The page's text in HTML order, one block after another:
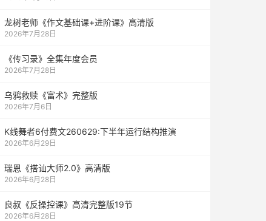
龙树老师《作文基础课+进阶课》高清版
2026年7月28日
《传习录》全集年度会员
2026年7月28日
乌鸦救赎《富术》完整版
2026年7月6日
K线舞者6付费文260629:下半年运行结构推演
2026年6月29日
瑞恩《搭讪大师2.0》高清版
2026年6月28日
良叔《反操控课》高清完整版19节
2026年6月28日